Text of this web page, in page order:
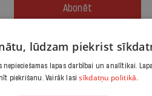
Abonēt
Citas abonēšanas iespējas meklē šeit
lūdzam piekrist
nepieciešamas lapas darbībai un analītikai.
piekrišanu. Vairāk lasisīkdatņu politikā.